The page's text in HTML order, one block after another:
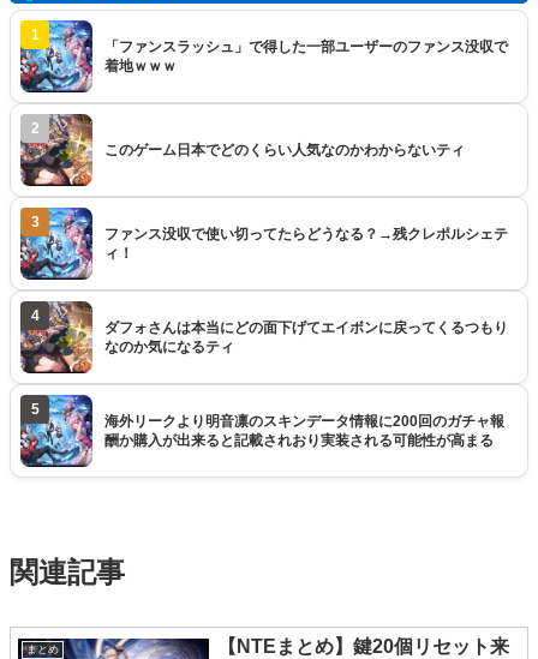
1
「ファンスラッシュ」で得した一部ユーザーのファンス没収で
着地ｗｗｗ
2
このゲーム日本でどのくらい人気なのかわからないティ
3
ファンス没収で使い切ってたらどうなる？→残クレポルシェテ
ィ！
4
ダフォさんは本当にどの面下げてエイボンに戻ってくるつもり
なのか気になるティ
5
海外リークより明音凛のスキンデータ情報に200回のガチャ報
酬か購入が出来ると記載されおり実装される可能性が高まる
関連記事
まとめ
【NTEまとめ】鍵20個リセット来